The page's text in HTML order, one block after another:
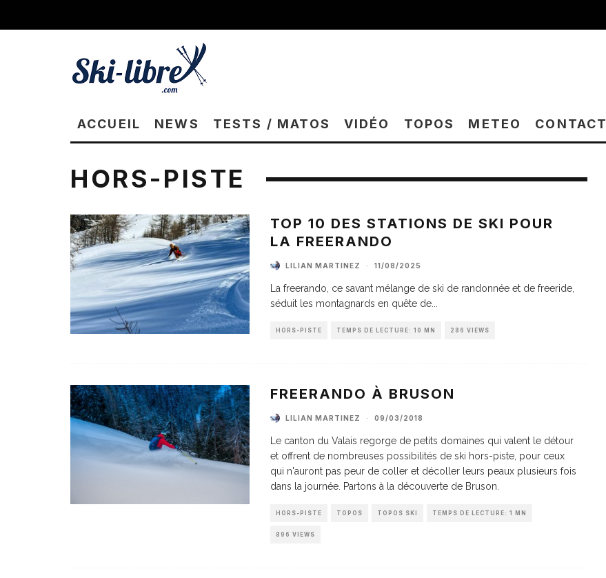
ACCUEIL NEWS TESTS / MATOS VIDÉO TOPOS METEO CONTACT
HORS-PISTE
TOP 10 DES STATIONS DE SKI POUR
LA FREERANDO
LILIAN MARTINEZ · 11/08/2025
La freerando, ce savant mélange de ski de randonnée et de freeride,
séduit les montagnards en quête de
HORS-PISTE TEMPS DE LECTURE: 10 MN 286 VIEWS
FREERANDO À BRUSON
LILIAN MARTINEZ · 09/03/2018
Le canton du Valais regorge de petits domaines qui valent le détour
et offrent de nombreuses possibilités de ski hors-piste, pour ceux
qui n'auront pas peur de coller et décoller leurs peaux plusieurs fois
dans la journée. Partons à la découverte de Bruson.
HORS-PISTE TOPOS TOPOS SKI TEMPS DE LECTURE: 1 MN
896 VIEWS